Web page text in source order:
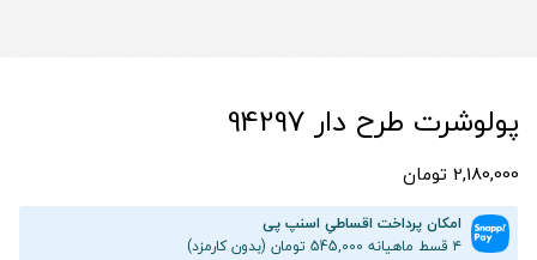
پولوشرت طرح دار 94297
2,180,000 تومان
امکان پرداخت اقساطیِ اسنپ پی
۴ قسط ماهیانه 545,000 تومان (بدون کارمزد)